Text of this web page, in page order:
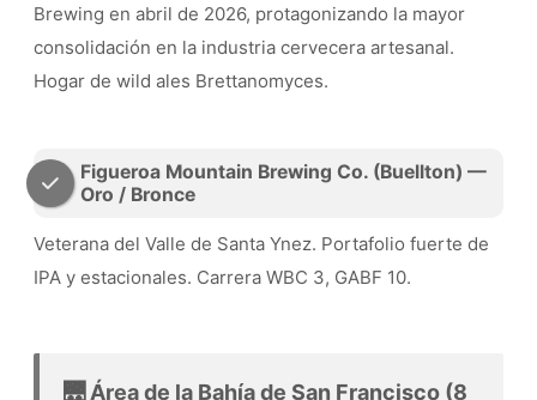
Brewing en abril de 2026, protagonizando la mayor
consolidación en la industria cervecera artesanal.
Hogar de wild ales Brettanomyces.
Figueroa Mountain Brewing Co. (Buellton) —
Oro / Bronce
Veterana del Valle de Santa Ynez. Portafolio fuerte de
IPA y estacionales. Carrera WBC 3, GABF 10.
🌉 Área de la Bahía de San Francisco (8